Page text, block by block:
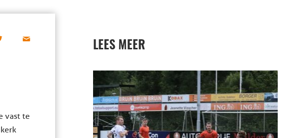
vast te
LEES MEER